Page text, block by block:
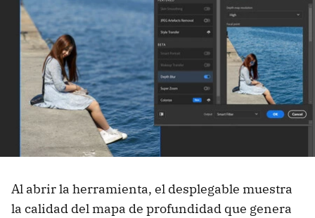
Al abrir la herramienta, el desplegable muestra
la calidad del mapa de profundidad que genera